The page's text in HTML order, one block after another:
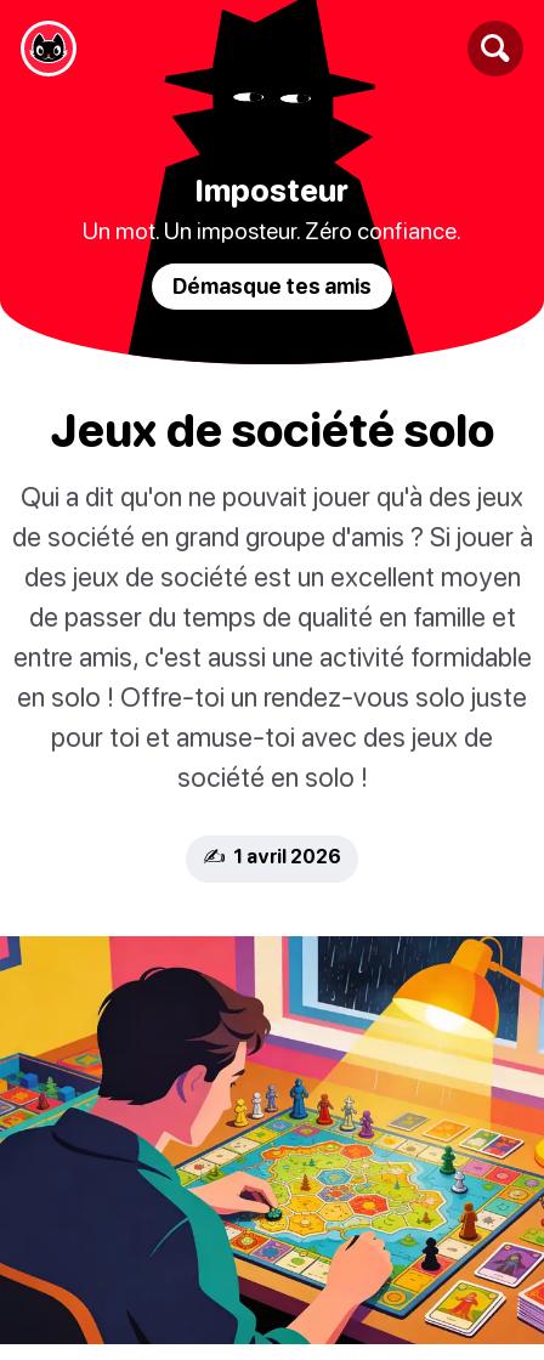
Imposteur
Un mot. Un imposteur. Zéro confiance.
Démasque tes amis
Jeux de société solo
Qui a dit qu'on ne pouvait jouer qu'à des jeux
de société en grand groupe d'amis ? Si jouer à
des jeux de société est un excellent moyen
de passer du temps de qualité en famille et
entre amis, c'est aussi une activité formidable
en solo ! Offre-toi un rendez-vous solo juste
pour toi et amuse-toi avec des jeux de
société en solo !
✍️ 1 avril 2026